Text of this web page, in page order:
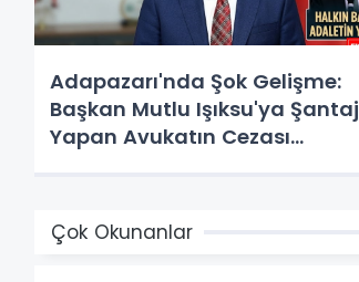
Adapazarı'nda Şok Gelişme:
Başkan Mutlu Işıksu'ya Şantaj
Yapan Avukatın Cezası
Çok Okunanlar